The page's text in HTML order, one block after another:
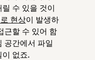
수 있을 것이
현상이 발생하
근할 수 있어 함
공간에서 파일
없죠.